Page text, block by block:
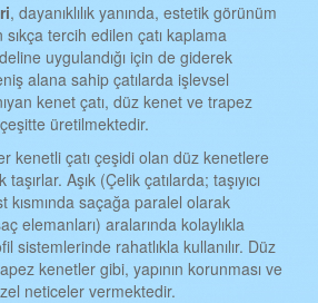
ÇATI
ÇATI
, dayanıklılık yanında, estetik görünüm
tercih edilen çatı kaplama
uygulandığı için de giderek
alana sahip çatılarda işlevsel
kenet çatı, düz kenet ve trapez
üretilmektedir.
kenetli çatı çeşidi olan düz kenetlere
Aşık (Çelik çatılarda; taşıyıcı
kısmında saçağa paralel olarak
elemanları) aralarında kolaylıkla
sistemlerinde rahatlıkla kullanılır. Düz
kenetler gibi, yapının korunması ve
neticeler vermektedir.